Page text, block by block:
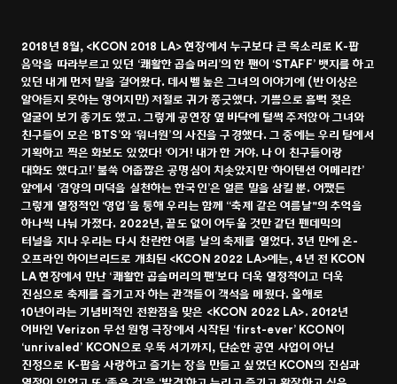
2018년 8월, <KCON 2018 LA> 현장에서 누구보다 큰 목소리로 K-팝
음악을 따라부르고 있던 ‘쾌활한 곱슬머리’의 한 팬이 ‘STAFF’ 뱃지를 하고
있던 내게 먼저 말을 걸어왔다. 데시벨 높은 그녀의 이야기에 (반 이상은
알아듣지 못하는 영어지만) 저절로 귀가 쫑긋했다. 기쁨으로 흠뻑 젖은
얼굴이 보기 좋기도 했고. 그렇게 공연장 옆 바닥에 털썩 주저앉아 그녀와
친구들이 모은 ‘BTS’와 ‘워너원’의 사진을 구경했다. 그 중에는 우리 팀에서
기획하고 찍은 화보도 있었다! ‘이거! 내가 한 거야. 나 이 친구들이랑
대화도 했다고!’ 불쑥 어줍짢은 공명심이 치솟았지만 ‘하이텐션 어메리칸’
앞에서 ‘겸양의 미덕을 실천하는 한국인’은 얼른 말을 삼킬 뿐. 어쨌든
그렇게 열정적인 ‘영업’을 통해 우리는 함께 “축제 같은 여름날"의 추억을
하나씩 나눠 가졌다. 2022년, 끝도 없이 어두울 것만 같던 펜데믹의
터널을 지나 우리는 다시 찬란한 여름 날의 축제를 열었다. 3년 만에 온-
오프라인 하이브리드로 개최된 <KCON 2022 LA>에는, 4년 전 KCON
LA 현장에서 만난 ‘쾌활한 곱슬머리의 팬’보다 더욱 열정적이고 더욱
진심으로 축제를 즐기고자 하는 관객들이 객석을 메웠다. 올해로
10년이라는 기념비적인 전환점을 맞은 <KCON 2022 LA>. 2012년
어바인 Verizon 무선 원형 극장에서 시작된 ‘first-ever’ KCON이
‘unrivaled’ KCON으로 우뚝 서기까지, 단순한 공연 사업이 아닌
진정으로 K-팝을 사랑하고 즐기는 장을 만들고 싶었던 KCON의 진심과